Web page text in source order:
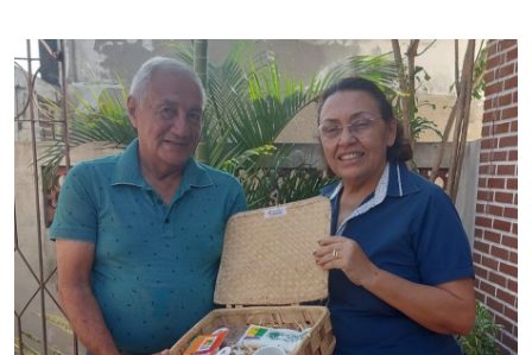
ARTIGO
ASSEMBLEIA
DO
RN
ASSEMBLEIA
E
VOCÊ